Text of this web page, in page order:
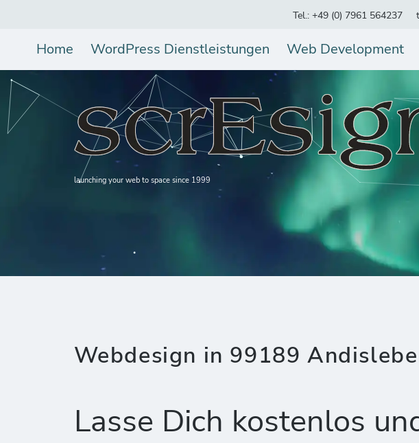
Tel.: +49 (0) 7961 564237
Home WordPress Dienstleistungen Web Development
launching your web to space since 1999
Webdesign in 99189
Lasse Dich kostenlos